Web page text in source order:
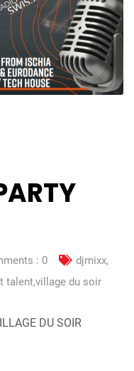
: 0 djmixx,
talent,village du soir
DU SOIR